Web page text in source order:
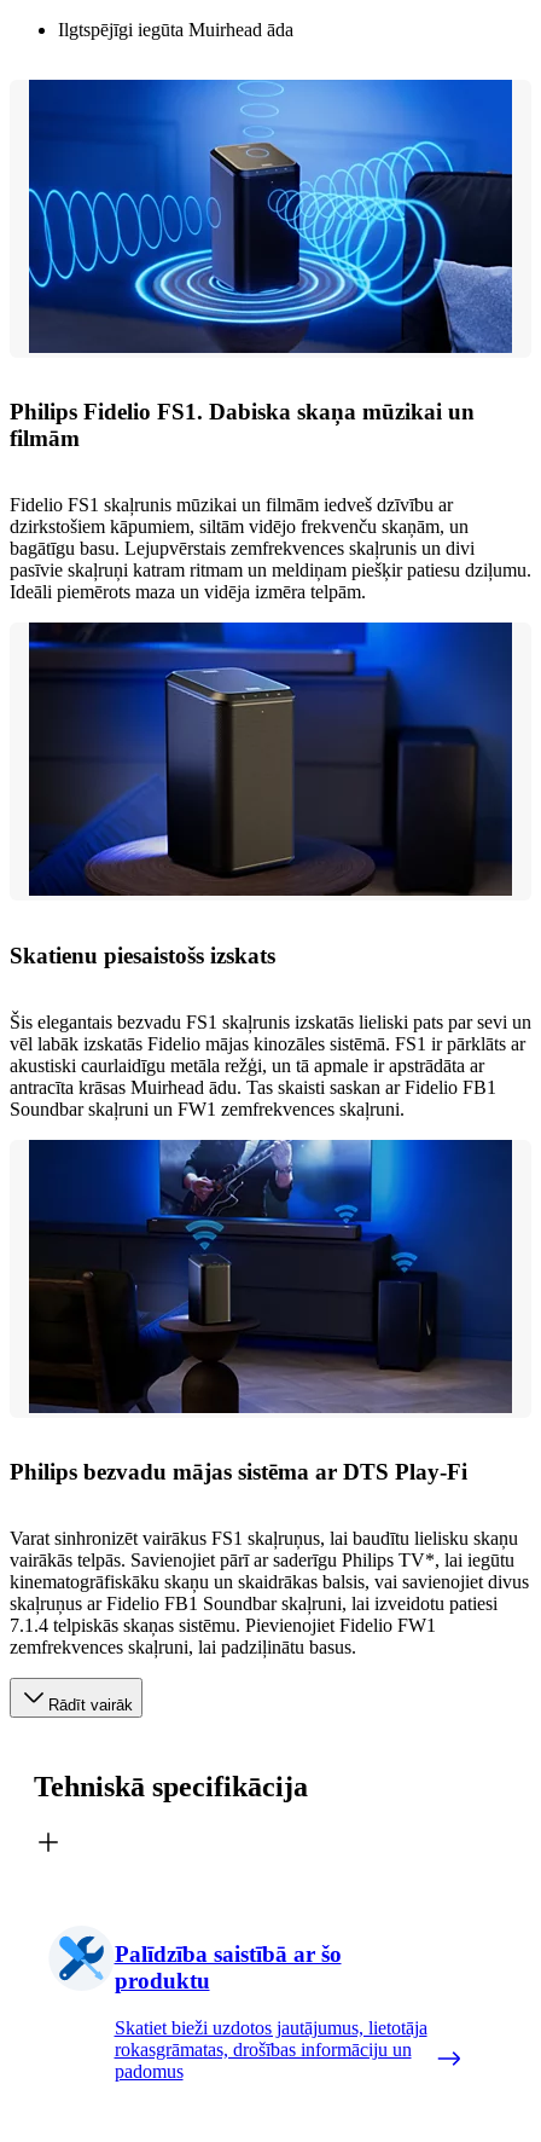
Ilgtspējīgi iegūta Muirhead āda
Philips Fidelio FS1. Dabiska skaņa mūzikai un
filmām
Fidelio FS1 skaļrunis mūzikai un filmām iedveš dzīvību ar
dzirkstošiem kāpumiem, siltām vidējo frekvenču skaņām, un
bagātīgu basu. Lejupvērstais zemfrekvences skaļrunis un divi
pasīvie skaļruņi katram ritmam un meldiņam piešķir patiesu dziļumu.
Ideāli piemērots maza un vidēja izmēra telpām.
Skatienu piesaistošs izskats
Šis elegantais bezvadu FS1 skaļrunis izskatās lieliski pats par sevi un
vēl labāk izskatās Fidelio mājas kinozāles sistēmā. FS1 ir pārklāts ar
akustiski caurlaidīgu metāla režģi, un tā apmale ir apstrādāta ar
antracīta krāsas Muirhead ādu. Tas skaisti saskan ar Fidelio FB1
Soundbar skaļruni un FW1 zemfrekvences skaļruni.
Philips bezvadu mājas sistēma ar DTS Play-Fi
Varat sinhronizēt vairākus FS1 skaļruņus, lai baudītu lielisku skaņu
vairākās telpās. Savienojiet pārī ar saderīgu Philips TV*, lai iegūtu
kinematogrāfiskāku skaņu un skaidrākas balsis, vai savienojiet divus
skaļruņus ar Fidelio FB1 Soundbar skaļruni, lai izveidotu patiesi
7.1.4 telpiskās skaņas sistēmu. Pievienojiet Fidelio FW1
zemfrekvences skaļruni, lai padziļinātu basus.
Rādīt vairāk
Tehniskā specifikācija
Palīdzība saistībā ar šo
produktu
Skatiet bieži uzdotos jautājumus, lietotāja
rokasgrāmatas, drošības informāciju un
padomus